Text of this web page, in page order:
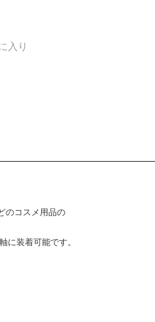
入り
のコスメ用品の
に装着可能です。